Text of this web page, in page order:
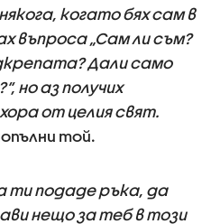
когато бях сам в
въпроса „Сам ли съм?
Дали само
но аз получих
от целия свят.
той.
ти подаде ръка, да
нещо за теб в този